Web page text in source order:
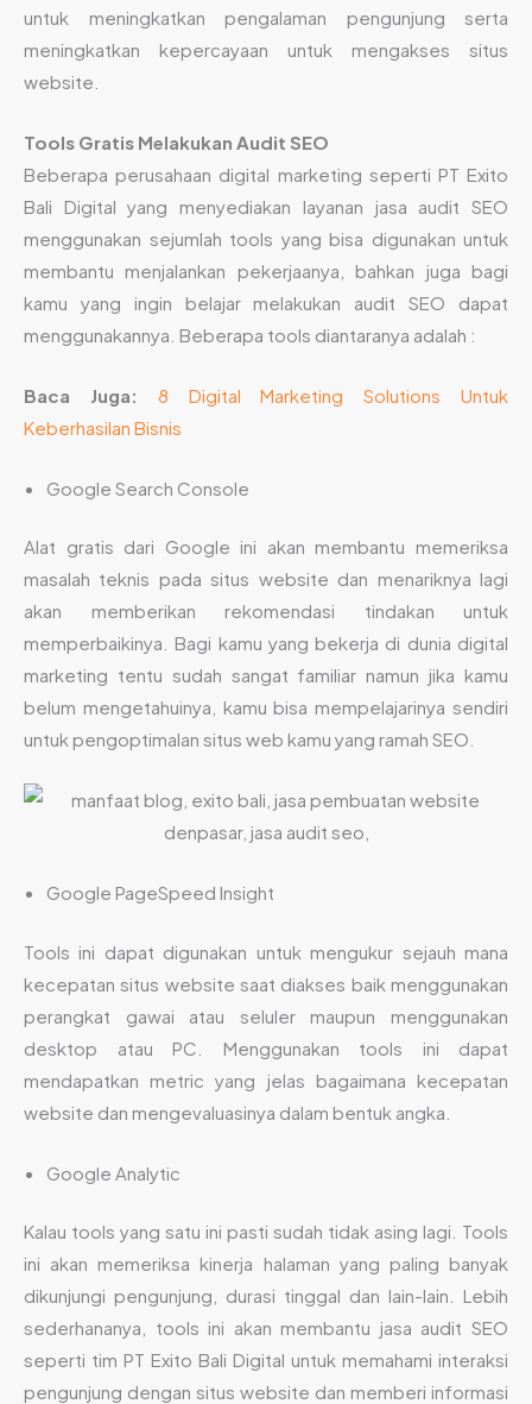
untuk meningkatkan pengalaman pengunjung serta
meningkatkan kepercayaan untuk mengakses situs
website.
Tools Gratis Melakukan Audit SEO
Beberapa perusahaan digital marketing seperti PT Exito
Bali Digital yang menyediakan layanan jasa audit SEO
menggunakan sejumlah tools yang bisa digunakan untuk
membantu menjalankan pekerjaanya, bahkan juga bagi
kamu yang ingin belajar melakukan audit SEO dapat
menggunakannya. Beberapa tools diantaranya adalah :
Baca Juga:
8 Digital Marketing Solutions Untuk
Keberhasilan Bisnis
Google Search Console
Alat gratis dari Google ini akan membantu memeriksa
masalah teknis pada situs website dan menariknya lagi
akan memberikan rekomendasi tindakan untuk
memperbaikinya. Bagi kamu yang bekerja di dunia digital
marketing tentu sudah sangat familiar namun jika kamu
belum mengetahuinya, kamu bisa mempelajarinya sendiri
untuk pengoptimalan situs web kamu yang ramah SEO.
Google PageSpeed Insight
Tools ini dapat digunakan untuk mengukur sejauh mana
kecepatan situs website saat diakses baik menggunakan
perangkat gawai atau seluler maupun menggunakan
desktop atau PC. Menggunakan tools ini dapat
mendapatkan metric yang jelas bagaimana kecepatan
website dan mengevaluasinya dalam bentuk angka.
Google Analytic
Kalau tools yang satu ini pasti sudah tidak asing lagi. Tools
ini akan memeriksa kinerja halaman yang paling banyak
dikunjungi pengunjung, durasi tinggal dan lain-lain. Lebih
sederhananya, tools ini akan membantu jasa audit SEO
seperti tim PT Exito Bali Digital untuk memahami interaksi
pengunjung dengan situs website dan memberi informasi